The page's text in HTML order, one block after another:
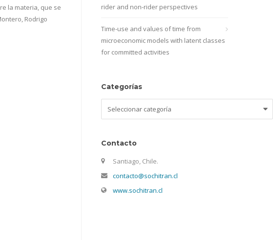
la materia, que se
Rodrigo
rider and non-rider perspectives
Time-use and values of time from
microeconomic models with latent classes
for committed activities
Categorías
Contacto
Santiago, Chile.
contacto@sochitran.cl
www.sochitran.cl